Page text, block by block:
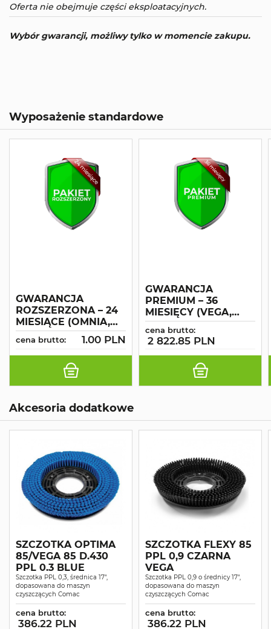
Oferta nie obejmuje części eksploatacyjnych.
Wybór gwarancji, możliwy tylko w momencie zakupu.
Wyposażenie standardowe
GWARANCJA
ROZSZERZONA – 24
MIESIĄCE (OMNIA,
VEGA)
cena brutto: 1.00 PLN
GWARANCJA
PREMIUM – 36
MIESIĘCY (VEGA,
OMNIA)
cena brutto:
2 822.85 PLN
Akcesoria dodatkowe
SZCZOTKA OPTIMA
85/VEGA 85 D.430
PPL 0.3 BLUE
Szczotka PPL 0,3, średnica 17",
dopasowana do maszyn
czyszczących Comac
cena brutto:
386.22 PLN
SZCZOTKA FLEXY 85
PPL 0,9 CZARNA
VEGA
Szczotka PPL 0,9 o średnicy 17",
dopasowana do maszyn
czyszczących Comac
cena brutto:
386.22 PLN